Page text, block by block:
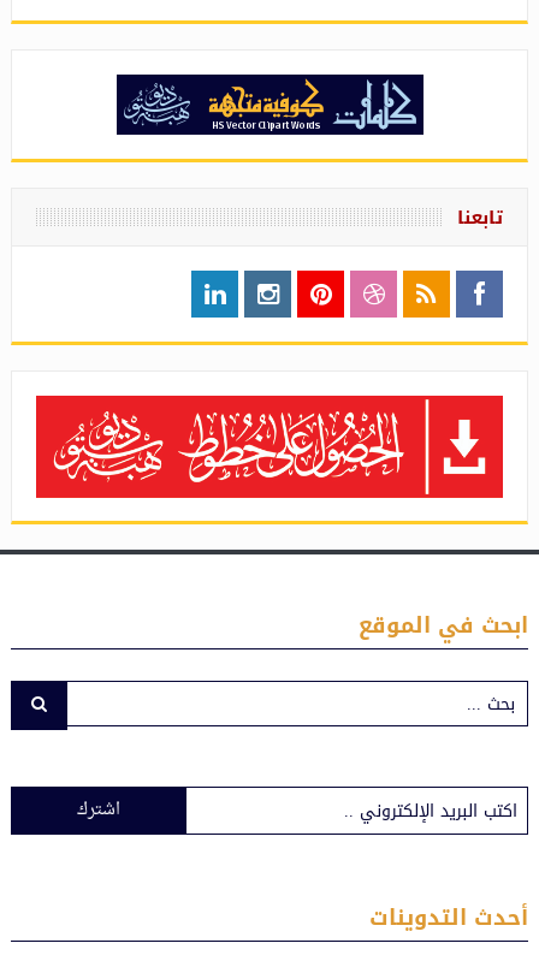
تابعنا
ابحث في الموقع
اشترك
أحدث التدوينات